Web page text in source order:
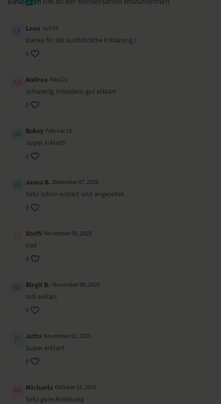
Yoyoka.
Lena Juli 03
Danke für die ausführliche Erklärung !
0
Andrea März 21
Schwierig, trotzdem gut erklärt
0
Babsy Februar 16
Super erklärt!
0
Jasna B. Dezember 07, 2025
Sehr schon erklärt und angeleitet.
0
Steffi November 30, 2025
Geil
0
Birgit D. November 06, 2025
toll erklärt
0
Jutta November 01, 2025
Super erklärt
0
Michaela Oktober 15, 2025
Sehr gute Anleitung